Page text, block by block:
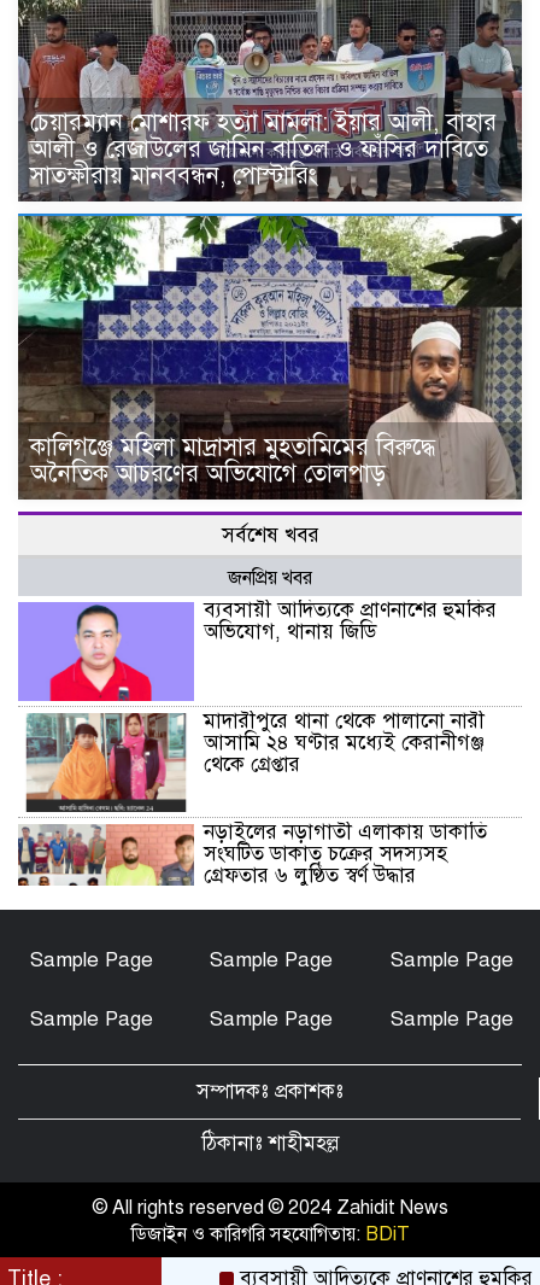
চেয়ারম্যান মোশারফ হত্যা মামলা: ইয়ার আলী, বাহার
আলী ও রেজাউলের জামিন বাতিল ও ফাঁসির দাবিতে
সাতক্ষীরায় মানববন্ধন, পোস্টারিং
কালিগঞ্জে মহিলা মাদ্রাসার মুহতামিমের বিরুদ্ধে
অনৈতিক আচরণের অভিযোগে তোলপাড়
সর্বশেষ খবর
জনপ্রিয় খবর
ব্যবসায়ী আদিত্যকে প্রাণনাশের হুমকির
অভিযোগ, থানায় জিডি
মাদারীপুরে থানা থেকে পালানো নারী
আসামি ২৪ ঘণ্টার মধ্যেই কেরানীগঞ্জ
থেকে গ্রেপ্তার
নড়াইলের নড়াগাতী এলাকায় ডাকাতি
সংঘটিত ডাকাত চক্রের সদস্যসহ
গ্রেফতার ৬ লুণ্ঠিত স্বর্ণ উদ্ধার
হত্যা মামলার আসামি আকাশ বিশ্বাস
আলী, বাহার আলী ও রেজাউলের জামিন
বাতিল ও ফাঁসির দাবিতে সাতক্ষীরায়
মানববন্ধন, পোস্টারিং
বিরুদ্ধে অনৈতিক আচরণের অভিযোগে
তোলপাড়
পটুয়াখালীতে আমতলীর শ্রমিক দল
Sample Page Sample Page Sample Page
Sample Page Sample Page Sample Page
সম্পাদকঃ প্রকাশকঃ
ঠিকানাঃ শাহীমহল্ল
Title : ব্যবসায়ী আদিত্যকে প্রাণনাশের হুমকির
© All rights reserved © 2024 Zahidit News
ডিজাইন ও কারিগরি সহযোগিতায়: BDiT